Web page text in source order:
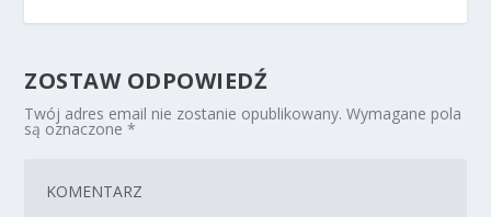
ZOSTAW ODPOWIEDŹ
Twój adres email nie zostanie opublikowany. Wymagane pola
są oznaczone*